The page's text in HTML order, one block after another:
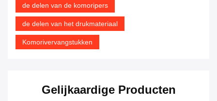
de delen van de komoripers
de delen van het drukmateriaal
Komorivervangstukken
Gelijkaardige Producten